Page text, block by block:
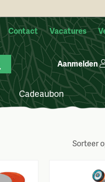
Contact Vacatures
Aanmelden
Cadeaubon